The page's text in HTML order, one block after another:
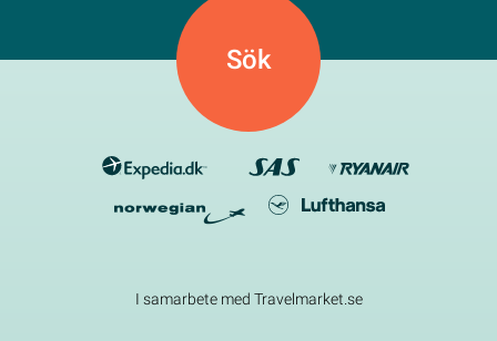
5
I samarbete med Travelmarket.se